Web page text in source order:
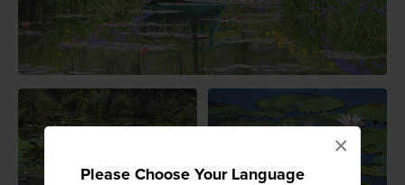
Please Choose Your Language
×